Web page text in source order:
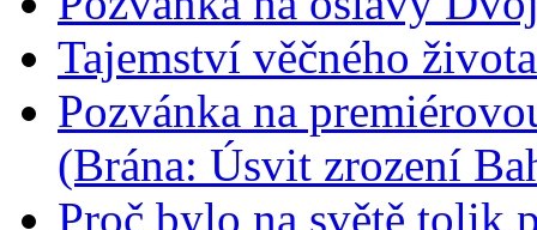
Tajemství věčného života
Pozvánka na
(Brána: Úsvit zrození
Proč bylo na světě tolik